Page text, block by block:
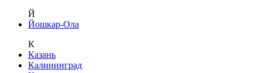
Й
Йошкар-Ола
К
Казань
Калининград